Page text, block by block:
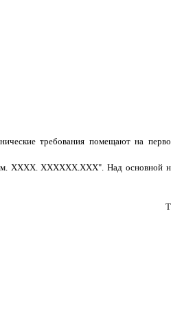
требования помещают на
см. ХХХХ. ХХХХХХ.ХХХ". Над основной